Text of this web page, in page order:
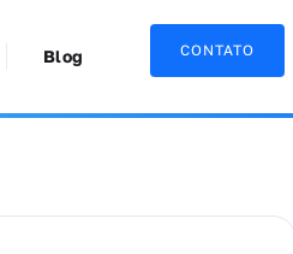
Blog CONTATO